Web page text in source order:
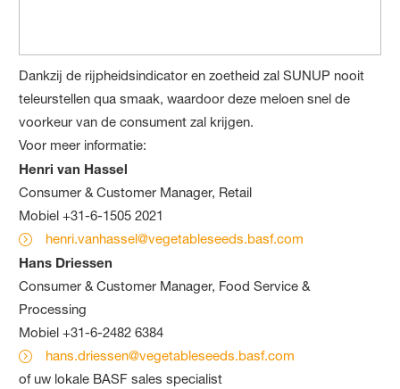
Dankzij de rijpheidsindicator en zoetheid zal SUNUP nooit
teleurstellen qua smaak, waardoor deze meloen snel de
voorkeur van de consument zal krijgen.
Voor meer informatie:
Henri van Hassel
Consumer & Customer Manager, Retail
Mobiel +31-6-1505 2021
henri.vanhassel@vegetableseeds.basf.com
Hans Driessen
Consumer & Customer Manager, Food Service &
Processing
Mobiel +31-6-2482 6384
hans.driessen@vegetableseeds.basf.com
of uw lokale BASF sales specialist